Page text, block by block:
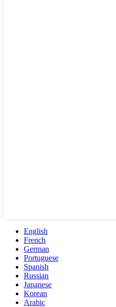
English
French
German
Portuguese
Spanish
Russian
Japanese
Korean
Arabic